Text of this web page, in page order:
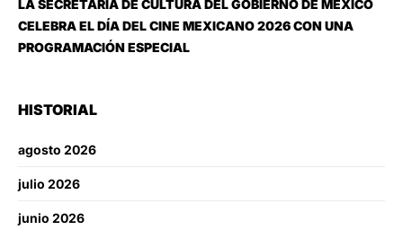
LA SECRETARÍA DE CULTURA DEL GOBIERNO DE MÉXICO
CELEBRA EL DÍA DEL CINE MEXICANO 2026 CON UNA
PROGRAMACIÓN ESPECIAL
HISTORIAL
agosto 2026
julio 2026
junio 2026